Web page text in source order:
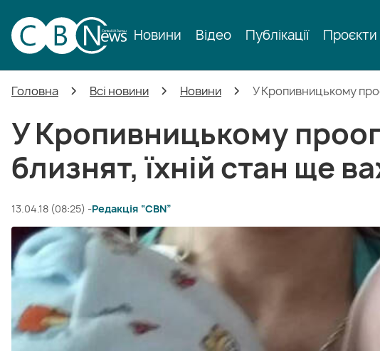
Новини Відео Публікації Проєкти
Головна Всі новини Новини У Кропивницькому
У Кропивницькому
близнят, їхній стан ще
13.04.18 (08:25) -Редакція “CBN”